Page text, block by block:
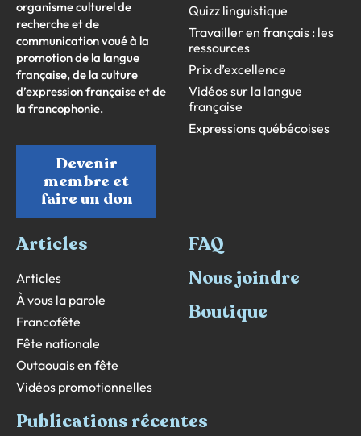
organisme culturel de
recherche et de
communication voué à la
promotion de la langue
française, de la culture
d’expression française et de
la francophonie.
Devenir
membre et
faire un don
Quizz linguistique
Travailler en français : les
ressources
Prix d’excellence
Vidéos sur la langue
française
Expressions québécoises
Articles
Articles
À vous la parole
Francofête
Fête nationale
Outaouais en fête
Vidéos promotionnelles
FAQ
Nous joindre
Boutique
Publications récentes